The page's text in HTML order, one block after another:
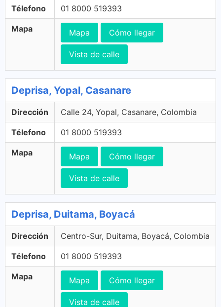
Télefono 01 8000 519393
Mapa Mapa Cómo llegar
Vista de calle
Deprisa, Yopal, Casanare
Dirección Calle 24, Yopal, Casanare, Colombia
Télefono 01 8000 519393
Mapa Mapa Cómo llegar
Vista de calle
Deprisa, Duitama, Boyacá
Dirección Centro-Sur, Duitama, Boyacá, Colombia
Télefono 01 8000 519393
Mapa Mapa Cómo llegar
Vista de calle